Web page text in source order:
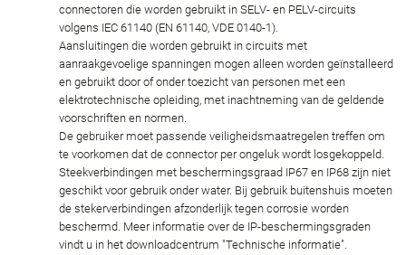
connectoren die worden gebruikt in SELV- en PELV-circuits
volgens IEC 61140 (EN 61140, VDE 0140-1).
Aansluitingen die worden gebruikt in circuits met
aanraakgevoelige spanningen mogen alleen worden geïnstalleerd
en gebruikt door of onder toezicht van personen met een
elektrotechnische opleiding, met inachtneming van de geldende
voorschriften en normen.
De gebruiker moet passende veiligheidsmaatregelen treffen om
te voorkomen dat de connector per ongeluk wordt losgekoppeld.
Steekverbindingen met beschermingsgraad IP67 en IP68 zijn niet
geschikt voor gebruik onder water. Bij gebruik buitenshuis moeten
de stekerverbindingen afzonderlijk tegen corrosie worden
beschermd. Meer informatie over de IP-beschermingsgraden
vindt u in het downloadcentrum "Technische informatie".